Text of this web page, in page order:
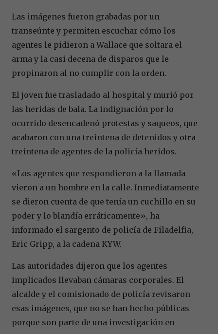
Las imágenes fueron grabadas por un
transeúnte y permiten escuchar cómo los
agentes le pidieron a Wallace que soltara el
arma y la casi decena de disparos que le
propinaron al no cumplir con la orden.
El joven fue trasladado al hospital y murió por
las heridas de bala. La indignación por lo
ocurrido desencadenó protestas y saqueos, que
acabaron con una treintena de detenidos y otra
treintena de agentes de la policía heridos.
«Los agentes que respondieron a la llamada
vieron a un hombre en la calle. Inmediatamente
se dieron cuenta de que tenía un cuchillo en su
poder y lo blandía erráticamente», ha
informado el sargento de policía de Filadelfia,
Eric Gripp, a la cadena KYW.
Las autoridades dijeron que los agentes
implicados llevaban cámaras corporales. El
alcalde y el comisionado de policía revisaron
esas imágenes, que no se han hecho públicas
porque son parte de una investigación en